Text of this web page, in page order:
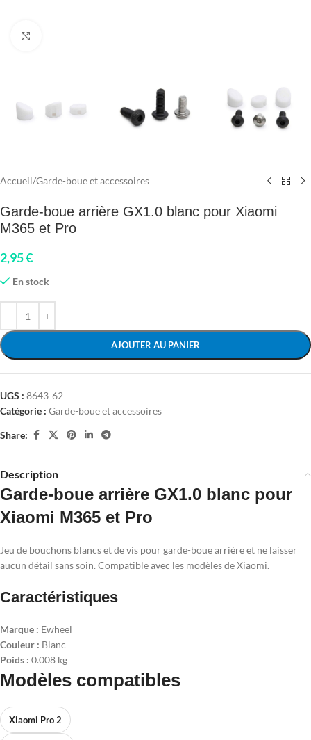
Accueil/Garde-boue et accessoires
Garde-boue arrière GX1.0 blanc pour Xiaomi
M365 et Pro
2,95€
En stock
AJOUTER AU PANIER
UGS : 8643-62
Catégorie : Garde-boue et accessoires
Share:
Description
Garde-boue arrière GX1.0 blanc pour
Xiaomi M365 et Pro
Jeu de bouchons blancs et de vis pour garde-boue arrière et ne laisser
aucun détail sans soin. Compatible avec les modèles de Xiaomi.
Caractéristiques
Marque : Ewheel
Couleur : Blanc
Poids : 0.008 kg
Modèles compatibles
Xiaomi Pro 2